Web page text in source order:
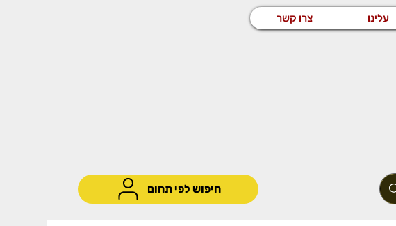
עלינו צרו קשר
חיפוש לפי תחום